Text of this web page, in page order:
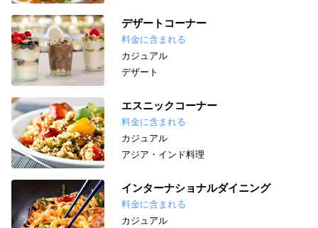
デザートコーナー
料金に含まれる
カジュアル
デザート
エスニックコーナー
料金に含まれる
カジュアル
アジア・インド料理
インターナショナルダイニング
料金に含まれる
カジュアル